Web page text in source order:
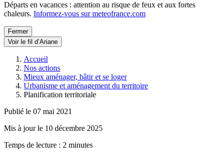
Départs en vacances : attention au risque de feux et aux fortes
chaleurs. Informez-vous sur meteofrance.com
Fermer
Voir le fil d’Ariane
Accueil
Nos actions
Mieux aménager, bâtir et se loger
Urbanisme et aménagement du territoire
Planification territoriale
Publié le 07 mai 2021
Mis à jour le 10 décembre 2025
Temps de lecture : 2 minutes